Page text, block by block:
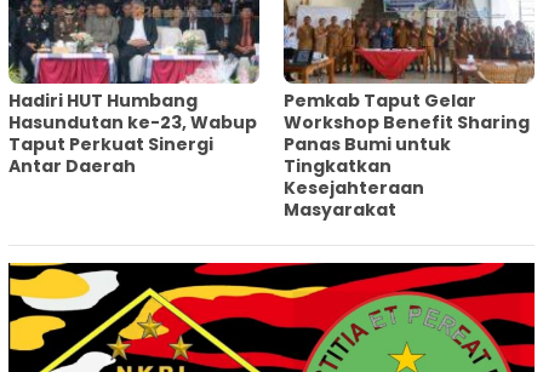
Hadiri HUT Humbang
Hasundutan ke-23, Wabup
Taput Perkuat Sinergi
Antar Daerah
Pemkab Taput Gelar
Workshop Benefit Sharing
Panas Bumi untuk
Tingkatkan
Kesejahteraan
Masyarakat